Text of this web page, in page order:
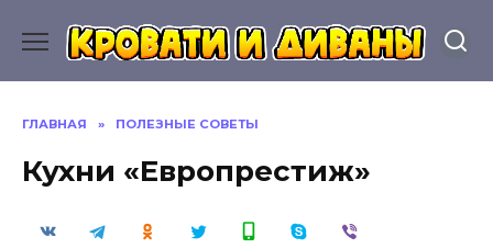
содержанию
ГЛАВНАЯ » ПОЛЕЗНЫЕ СОВЕТЫ
Кухни «Европрестиж»